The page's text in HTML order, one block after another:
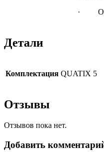
·
Детали
Комплектация QUATIX 5
Отзывы
Отзывов пока нет.
Добавить